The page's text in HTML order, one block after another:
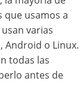
usamos a
varias
Android o Linux.
todas las
antes de